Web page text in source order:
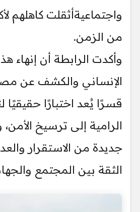
واجتماعيةأثقلت كاهلهم
من الزمن.
وأكدت الرابطة أن إنهاء
الإنساني والكشف عن
قسرًا يُعد اختبارًا حقيقيًا
الرامية إلى ترسيخ
جديدة من الاستقرار
الثقة بين المجتمع